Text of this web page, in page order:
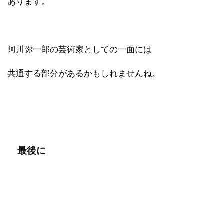
阿川弥一郎の芸術家としての一面には
共通する部分があるかもしれませんね。
最後に